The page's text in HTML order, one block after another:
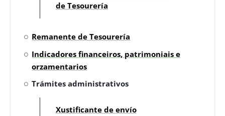
de Tesourería
Remanente de Tesourería
Indicadores financeiros, patrimoniais e
orzamentarios
Trámites administrativos
Xustificante de envío